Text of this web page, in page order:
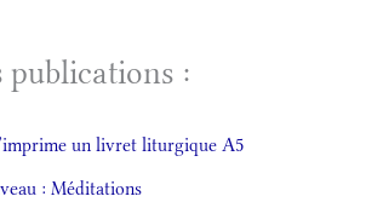
publications :
un livret liturgique A5
: Méditations